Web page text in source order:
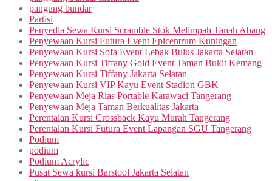
pangung bundar
Partisi
Penyedia Sewa Kursi Scramble Stok Melimpah Tanah Abang
Penyewaan Kursi Futura Event Epicentrum Kuningan
Penyewaan Kursi Sofa Event Lebak Bulus Jakarta Selatan
Penyewaan Kursi Tiffany Gold Event Taman Bukit Kemang
Penyewaan Kursi Tiffany Jakarta Selatan
Penyewaan Kursi VIP Kayu Event Stadion GBK
Penyewaan Meja Rias Portable Karawaci Tangerang
Penyewaan Meja Taman Berkualitas Jakarta
Perentalan Kursi Crossback Kayu Murah Tangerang
Perentalan Kursi Futura Event Lapangan SGU Tangerang
Podium
podium
Podium Acrylic
Pusat Sewa kursi Barstool Jakarta Selatan